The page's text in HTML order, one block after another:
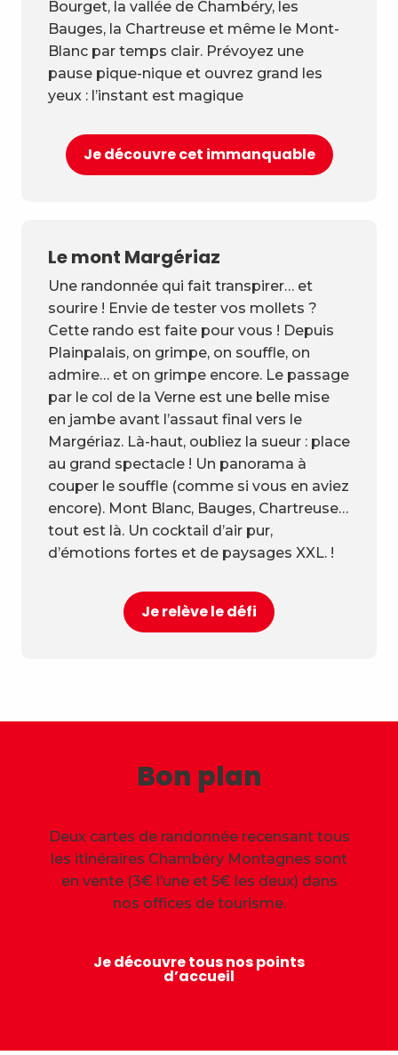
Bourget, la vallée de Chambéry, les
Bauges, la Chartreuse et même le Mont-
Blanc par temps clair. Prévoyez une
pause pique-nique et ouvrez grand les
yeux : l’instant est magique
Je découvre cet immanquable
Le mont Margériaz
Une randonnée qui fait transpirer… et
sourire ! Envie de tester vos mollets ?
Cette rando est faite pour vous ! Depuis
Plainpalais, on grimpe, on souffle, on
admire… et on grimpe encore. Le passage
par le col de la Verne est une belle mise
en jambe avant l’assaut final vers le
Margériaz. Là-haut, oubliez la sueur : place
au grand spectacle ! Un panorama à
couper le souffle (comme si vous en aviez
encore). Mont Blanc, Bauges, Chartreuse…
tout est là. Un cocktail d’air pur,
d’émotions fortes et de paysages XXL. !
Je relève le défi
Bon plan
Deux cartes de randonnée recensant tous
les itinéraires Chambéry Montagnes sont
en vente (3€ l’une et 5€ les deux) dans
nos offices de tourisme.
Je découvre tous nos points
d’accueil